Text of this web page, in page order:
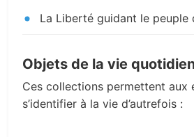
La Liberté guidant le peuple
Objets de la vie
Ces collections permettent aux
s’identifier à la vie d’autrefois :